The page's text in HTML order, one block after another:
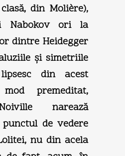
din Molière),
Nabokov ori la
dintre Heidegger
şi simetriile
din acest
premeditat,
narează
de vedere
nu din acela